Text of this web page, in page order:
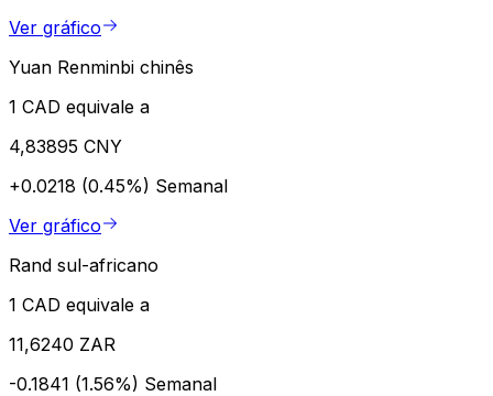
Ver gráfico
Yuan Renminbi chinês
1 CAD equivale a
4,83895 CNY
+0.0218 (0.45%) Semanal
Ver gráfico
Rand sul-africano
1 CAD equivale a
11,6240 ZAR
-0.1841 (1.56%) Semanal